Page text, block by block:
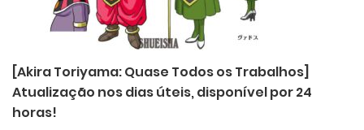
[Akira Toriyama: Quase Todos os Trabalhos]
Atualização nos dias úteis, disponível por 24
horas!